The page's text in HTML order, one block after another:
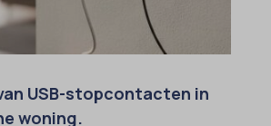
USB-stopcontacten in
woning.